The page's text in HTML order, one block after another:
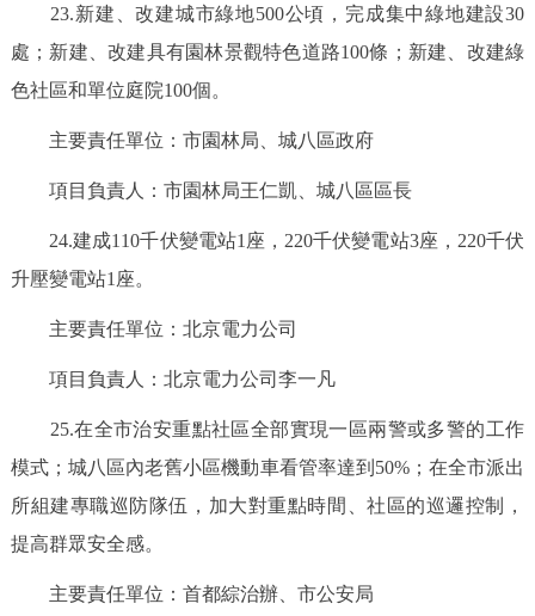
23.新建、改建城市綠地500公頃，完成集中綠地建設30
處；新建、改建具有園林景觀特色道路100條；新建、改建綠
色社區和單位庭院100個。
主要責任單位：市園林局、城八區政府
項目負責人：市園林局王仁凱、城八區區長
24.建成110千伏變電站1座，220千伏變電站3座，220千伏
升壓變電站1座。
主要責任單位：北京電力公司
項目負責人：北京電力公司李一凡
25.在全市治安重點社區全部實現一區兩警或多警的工作
模式；城八區內老舊小區機動車看管率達到50%；在全市派出
所組建專職巡防隊伍，加大對重點時間、社區的巡邏控制，
提高群眾安全感。
主要責任單位：首都綜治辦、市公安局